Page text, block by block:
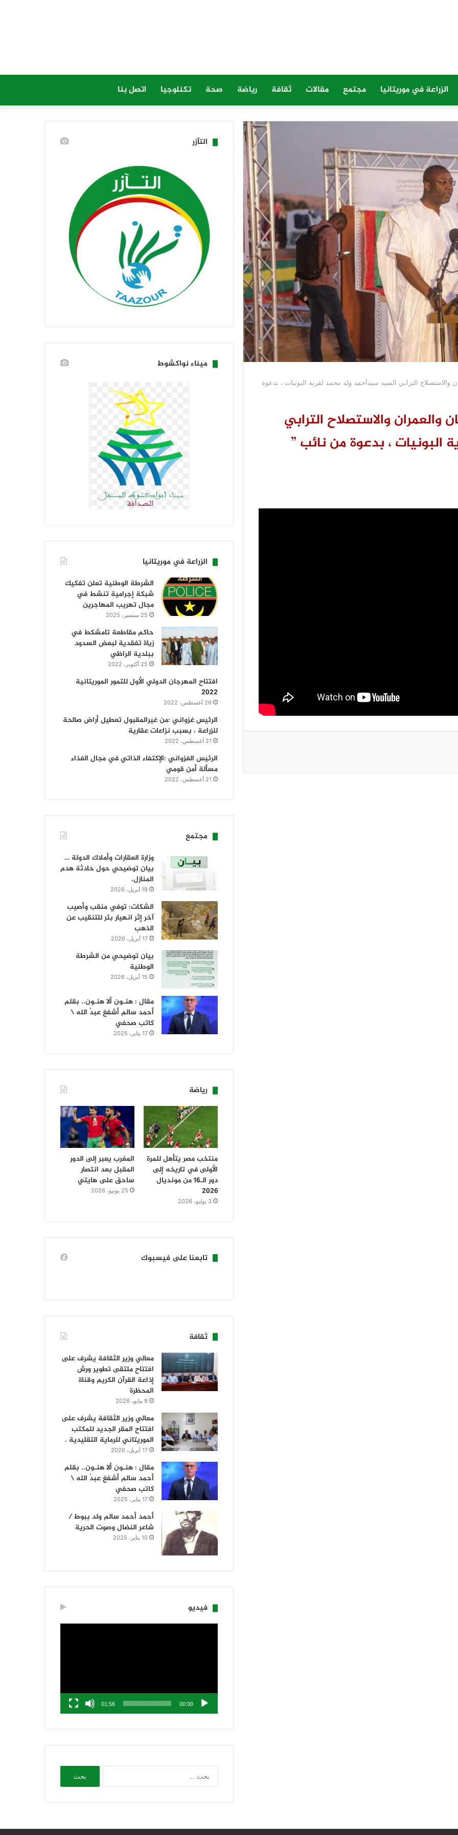
الزراعة في موريتانيا مجتمع مقالات ثقافة رياضة صحة تكنلوجيا اتصل بنا
والاستصلاح الترابي السيد سيدأحمد ولد محمد لقرية البونيات ، بدعوة
والعمران والاستصلاح الترابي
البونيات ، بدعوة من نائب ”
التآزر
ميناء نواكشوط
الزراعة في موريتانيا
الشرطة الوطنية تعلن تفكيك
شبكة إجرامية تنشط في
مجال تهريب المهاجرين
25 سبتمبر، 2025
حاكم مقاطعة تامشكط في
زياة تفقدية لبعض السدود
ببلدية الراظي
25 أكتوبر، 2022
افتتاح المهرجان الدولي الأول للتمور الموريتانية
2022
26 أغسطس، 2022
الرئيس غزواني :من غيرالمقبول تعطيل أراض صالحة
للزراعة ، بسبب نزاعات عقارية
21 أغسطس، 2022
الرئيس الغزواني :الإكتفاء الذاتي في مجال الغذاء
مسألة أمن قومي
21 أغسطس، 2022
مجتمع
وزارة العقارات وأملاك الدولة …
بيان توضيحي حول حادثة هدم
المنازل.
19 أبريل، 2026
الشكات: توفي منقب وأصيب
آخر إثر انهيار بئر للتنقيب عن
الذهب
17 أبريل، 2026
بيان توضيحي من الشرطة
الوطنية
15 أبريل، 2026
مقال : هنـون ألا هنـون.. بقلم
أحمد سالم أشفغ عبدُ الله \
كاتب صحفي
17 يناير، 2025
رياضة
منتخب مصر يتأهل للمرة
الأولى في تاريخه إلى
دور الـ16 من مونديال
2026
3 يوليو، 2026
المغرب يعبر إلى الدور
المقبل بعد انتصار
ساحق على هايتي
25 يونيو، 2026
تابعنا على فيسبوك
ثقافة
معالي وزير الثقافة يشرف على
افتتاح ملتقى تطوير ورش
إذاعة القرآن الكريم وقناة
المحظرة
9 مايو، 2026
معالي وزير الثقافة يشرف على
افتتاح المقر الجديد للمكتب
الموريتاني للرماية التقليدية .
17 أبريل، 2026
مقال : هنـون ألا هنـون.. بقلم
أحمد سالم أشفغ عبدُ الله \
كاتب صحفي
17 يناير، 2025
أحمد أحمد سالم ولد ببوط /
شاعر النضال وصوت الحرية
10 يناير، 2025
فيديو
00:00
01:56